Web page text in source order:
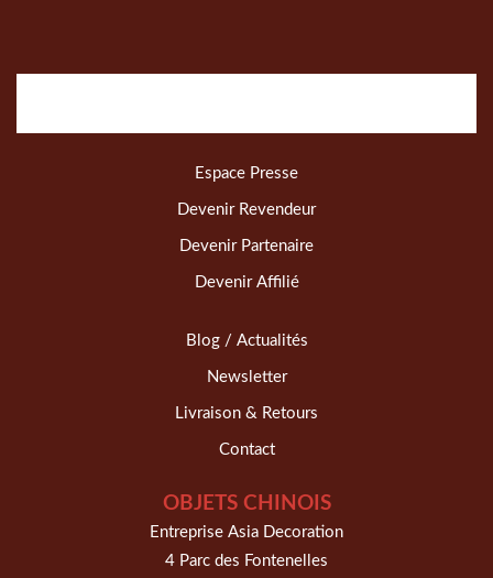
Espace Presse
Devenir Revendeur
Devenir Partenaire
Devenir Affilié
Blog / Actualités
Newsletter
Livraison & Retours
Contact
OBJETS CHINOIS
Entreprise Asia Decoration
4 Parc des Fontenelles